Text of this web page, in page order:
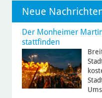
Neue
Der Monheimer
stattfinden